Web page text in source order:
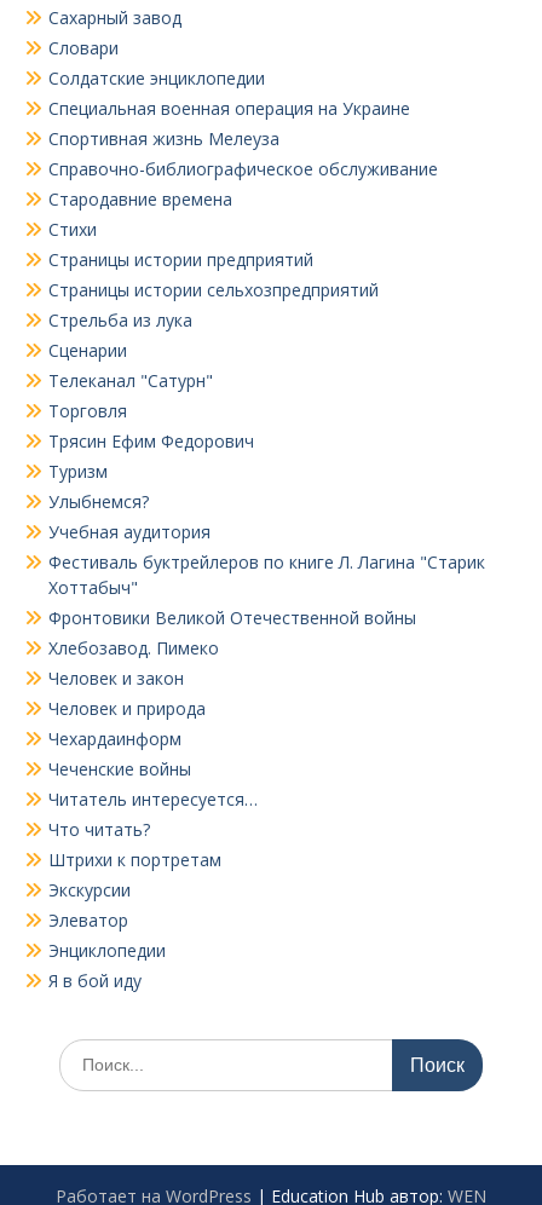
Сахарный завод
Словари
Солдатские энциклопедии
Специальная военная операция на Украине
Спортивная жизнь Мелеуза
Справочно-библиографическое обслуживание
Стародавние времена
Стихи
Страницы истории предприятий
Страницы истории сельхозпредприятий
Стрельба из лука
Сценарии
Телеканал "Сатурн"
Торговля
Трясин Ефим Федорович
Туризм
Улыбнемся?
Учебная аудитория
Фестиваль буктрейлеров по книге Л. Лагина "Старик
Хоттабыч"
Фронтовики Великой Отечественной войны
Хлебозавод. Пимеко
Человек и закон
Человек и природа
Чехардаинформ
Чеченские войны
Читатель интересуется…
Что читать?
Штрихи к портретам
Экскурсии
Элеватор
Энциклопедии
Я в бой иду
Поиск
по:
Работает на WordPress | Education Hub автор: WEN